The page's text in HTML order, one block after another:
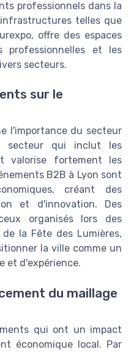
professionnels dans la
telles que
offre des espaces
professionnelles et les
secteurs.
sur le
l'importance du secteur
secteur qui inclut les
valorise fortement les
B2B à Lyon sont
créant des
et d'innovation. Des
organisés lors des
la Fête des Lumières,
la ville comme un
et d'expérience.
du maillage
qui ont un impact
économique local. Par